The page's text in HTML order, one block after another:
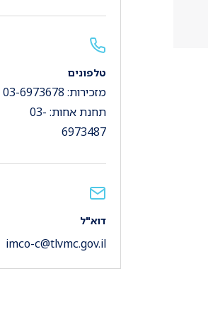
טלפונים
מזכירות: 03-6973678
תחנת אחות: 03-
6973487
דוא"ל
imco-c@tlvmc.gov.il